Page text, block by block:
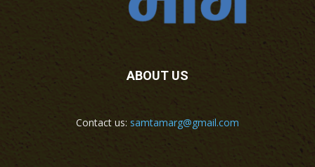
ABOUT US
Contact us: samtamarg@gmail.com